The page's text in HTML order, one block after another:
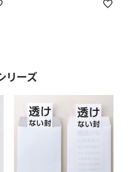
喪中はがき
年賀はがき・
領収書
2タテ封筒 洋4タテ封筒
6タテ封筒
95×215
ァイル印刷サービス
リーズ